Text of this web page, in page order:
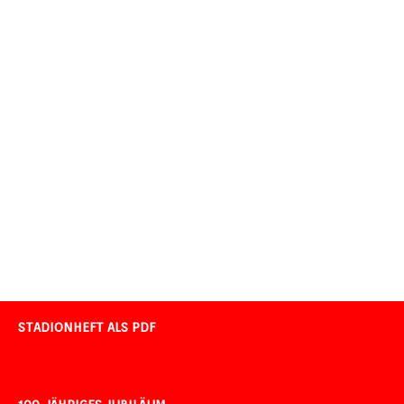
STADIONHEFT ALS PDF